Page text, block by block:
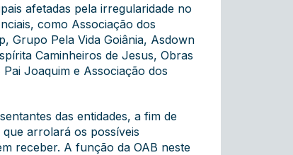
afetadas pela irregularidade no
como Associação dos
Grupo Pela Vida Goiânia, Asdown
Caminheiros de Jesus, Obras
Joaquim e Associação dos
das entidades, a fim de
arrolará os possíveis
receber. A função da OAB neste